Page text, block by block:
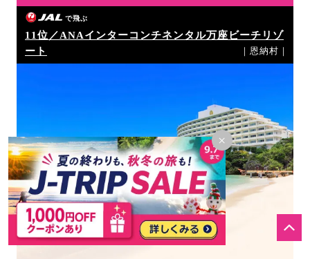
×
で飛ぶ
11位／ANAインターコンチネンタル万座ビーチリゾ
ート
｜恩納村｜